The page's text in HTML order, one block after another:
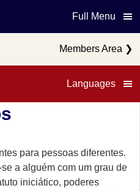
Languages
Full Menu
Members Area ❯
para pessoas diferentes.
a alguém com um grau de
iniciático, poderes